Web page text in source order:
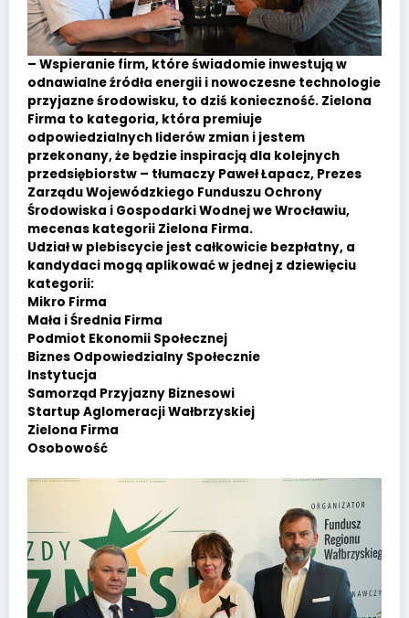
– Wspieranie firm, które świadomie inwestują w
odnawialne źródła energii i nowoczesne technologie
przyjazne środowisku, to dziś konieczność. Zielona
Firma to kategoria, która premiuje
odpowiedzialnych liderów zmian i jestem
przekonany, że będzie inspiracją dla kolejnych
przedsiębiorstw – tłumaczy Paweł Łapacz, Prezes
Zarządu Wojewódzkiego Funduszu Ochrony
Środowiska i Gospodarki Wodnej we Wrocławiu,
mecenas kategorii Zielona Firma.
Udział w plebiscycie jest całkowicie bezpłatny, a
kandydaci mogą aplikować w jednej z dziewięciu
kategorii:
Mikro Firma
Mała i Średnia Firma
Podmiot Ekonomii Społecznej
Biznes Odpowiedzialny Społecznie
Instytucja
Samorząd Przyjazny Biznesowi
Startup Aglomeracji Wałbrzyskiej
Zielona Firma
Osobowość